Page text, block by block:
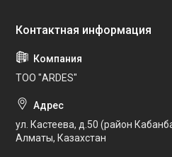
ТОО "ARDES"
ул. Кастеева, д.50 (район
Алматы, Казахстан